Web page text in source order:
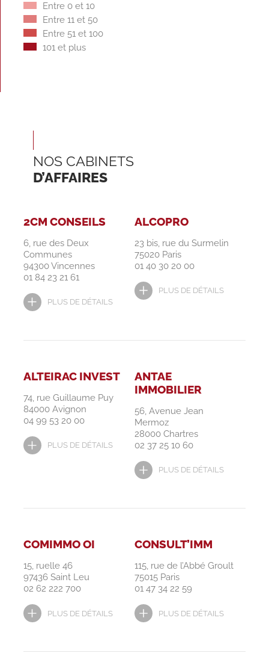
Entre 0 et 10
Entre 11 et 50
Entre 51 et 100
101 et plus
NOS CABINETS
D’AFFAIRES
2CM CONSEILS
6, rue des Deux
Communes
94300 Vincennes
01 84 23 21 61
PLUS DE DÉTAILS
ALCOPRO
23 bis, rue du Surmelin
75020 Paris
01 40 30 20 00
PLUS DE DÉTAILS
ALTEIRAC INVEST
74, rue Guillaume Puy
84000 Avignon
04 99 53 20 00
PLUS DE DÉTAILS
ANTAE
IMMOBILIER
56, Avenue Jean
Mermoz
28000 Chartres
02 37 25 10 60
PLUS DE DÉTAILS
COMIMMO OI
15, ruelle 46
97436 Saint Leu
02 62 222 700
PLUS DE DÉTAILS
CONSULT’IMM
115, rue de l’Abbé Groult
75015 Paris
01 47 34 22 59
PLUS DE DÉTAILS